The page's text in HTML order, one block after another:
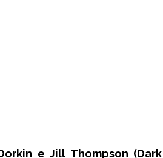
e Jill Thompson (Dark